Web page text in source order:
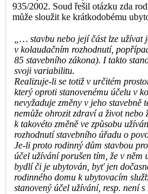
935/2002. Soud řešil otázku zda
může sloužit ke krátkodobému
„… stavbu nebo její část lze užívat
v kolaudačním rozhodnutí,
85 stavebního zákona). I takto
svoji variabilitu.
Realizuje-li se totiž v určitém
který oproti stanovenému účelu v
nevyžaduje změny v jeho stavebně
nemůže ohrozit zdraví a život nebo
k takovéto změně ve způsobu
rozhodnutí stavebního úřadu o
Je-li proto rodinný dům stavbou
účel užívání porušen tím, že v něm
bydlí či je ubytován, byť jen
rodinného domu k ubytovacím
stanovený účel užívání, resp. není